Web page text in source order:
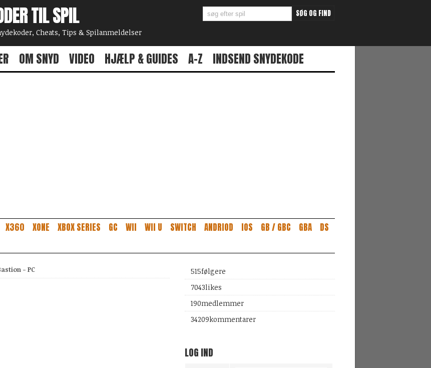
TIL SPIL
Cheats, Tips & Spilanmeldelser
OM SNYD VIDEO HJÆLP & GUIDES A-Z INDSEND SNYDEKODE
X360 XONE XBOX SERIES GC WII WII U SWITCH ANDRIOD IOS GB / GBC GBA
DS
- PC 515følgere
7043likes
190medlemmer
34209kommentarer
LOG IND